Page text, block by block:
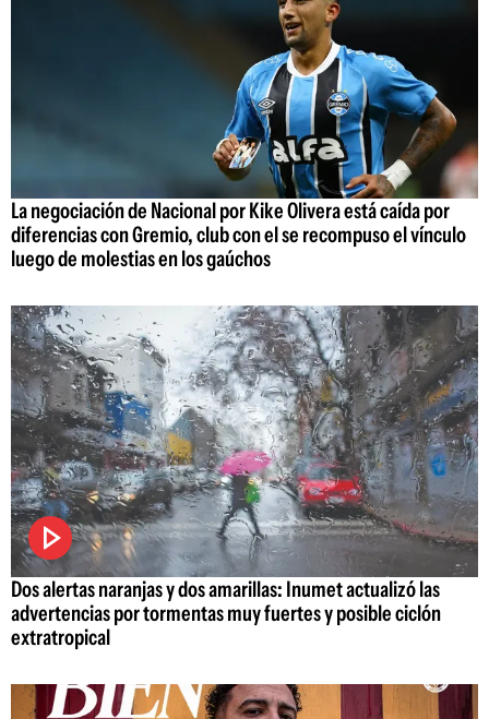
La negociación de Nacional por Kike Olivera está caída por
diferencias con Gremio, club con el se recompuso el vínculo
luego de molestias en los gaúchos
Dos alertas naranjas y dos amarillas: Inumet actualizó las
advertencias por tormentas muy fuertes y posible ciclón
extratropical